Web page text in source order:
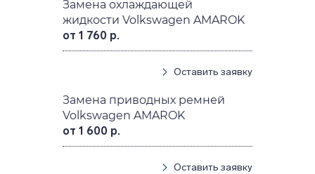
Замена охлаждающей
жидкости Volkswagen AMAROK
от 1 760 р.
Оставить заявку
Замена приводных ремней
Volkswagen AMAROK
от 1 600 р.
Оставить заявку